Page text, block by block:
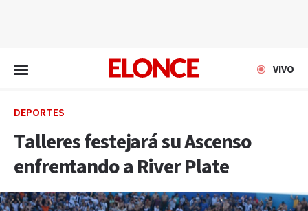
VIVO
DEPORTES
Talleres festejará su Ascenso
enfrentando a River Plate